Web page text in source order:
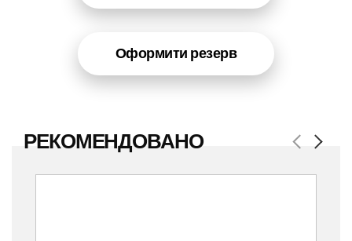
Оформити резерв
РЕКОМЕНДОВАНО Previous
Next